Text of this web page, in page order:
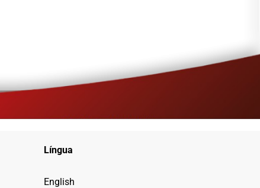
Língua
English